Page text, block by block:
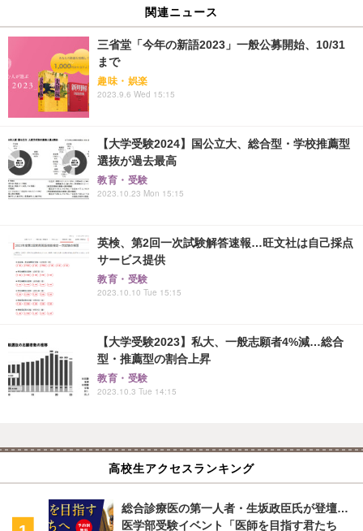
関連ニュース
三省堂「今年の新語2023」一般公募開始、10/31
まで
趣味・娯楽
2023.9.6 Wed 15:15
【大学受験2024】国公立大、総合型・学校推薦型
選抜が過去最高
教育・受験
2023.10.23 Mon 15:15
英検、第2回一次試験解答速報…旺文社は自己採点
サービス提供
教育・受験
2023.10.10 Tue 15:15
【大学受験2023】私大、一般志願者4%減…総合
型・推薦型の割合上昇
教育・受験
2023.10.3 Tue 14:15
高校生アクセスランキング
総合診療医の第一人者・生坂政臣氏が登壇…
医学部受験イベント「医師を目指す君たち